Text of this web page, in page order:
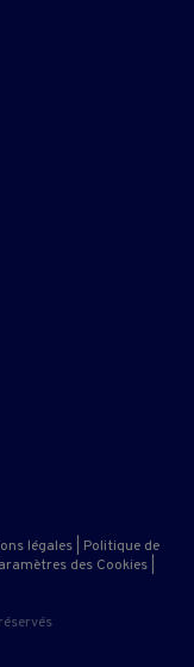
légales
Politique de
des Cookies